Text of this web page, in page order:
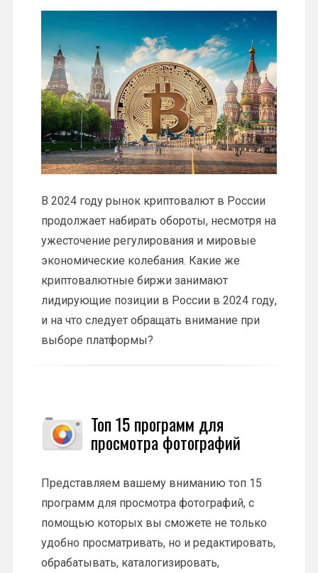
В 2024 году рынок криптовалют в России
продолжает набирать обороты, несмотря на
ужесточение регулирования и мировые
экономические колебания. Какие же
криптовалютные биржи занимают
лидирующие позиции в России в 2024 году,
и на что следует обращать внимание при
выборе платформы?
Топ 15 программ для
просмотра фотографий
Представляем вашему вниманию топ 15
программ для просмотра фотографий, с
помощью которых вы сможете не только
удобно просматривать, но и редактировать,
обрабатывать, каталогизировать,